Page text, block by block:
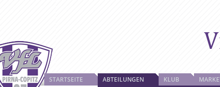
STARTSEITE
ABTEILUNGEN
KLUB